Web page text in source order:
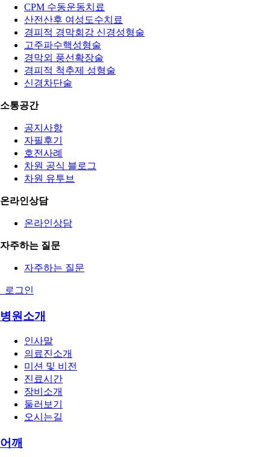
CPM 수동운동치료
산전산후 여성도수치료
경피적 경막회강 신경성형술
고주파수핵성형술
경막외 풍선확장술
경피적 척추제 성형술
신경차단술
소통공간
공지사항
자필후기
호전사례
차원 공식 블로그
차원 유투브
온라인상담
온라인상담
자주하는 질문
자주하는 질문
로그인
병원소개
인사말
의료진소개
미션 및 비전
진료시간
장비소개
둘러보기
오시는길
어깨